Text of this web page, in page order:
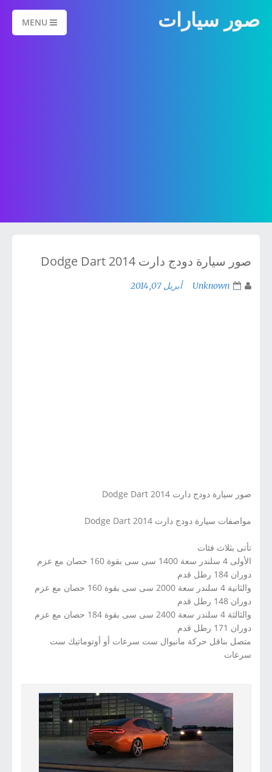
صور سيارات MENU
صور سيارة دودج دارت 2014 Dodge Dart
Unknown أبريل 07, 2014
صور سيارة دودج دارت 2014 Dodge Dart
مواصفات سيارة دودج دارت 2014 Dodge Dart
تأتى بثلاث فئات
الأولى 4 سلندر سعة 1400 سى سى بقوة 160 حصان مع عزم
دوران 184 رطل قدم
والثانية 4 سلندر سعة 2000 سى سى بقوة 160 حصان مع عزم
دوران 148 رطل قدم
والثالثة 4 سلندر سعة 2400 سى سى بقوة 184 حصان مع عزم
دوران 171 رطل قدم
متصل بناقل حركة مانيوال ست سرعات أو أوتوماتيك ست
سرعات